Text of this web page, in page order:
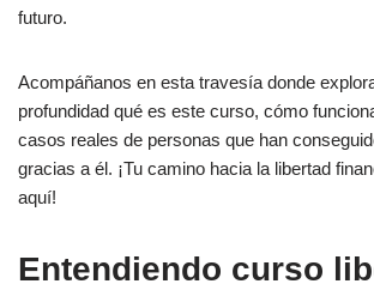
futuro.
Acompáñanos en esta travesía donde
profundidad qué es este curso, cómo
casos reales de personas que han
gracias a él. ¡Tu camino hacia la libertad
aquí!
Entendiendo curso